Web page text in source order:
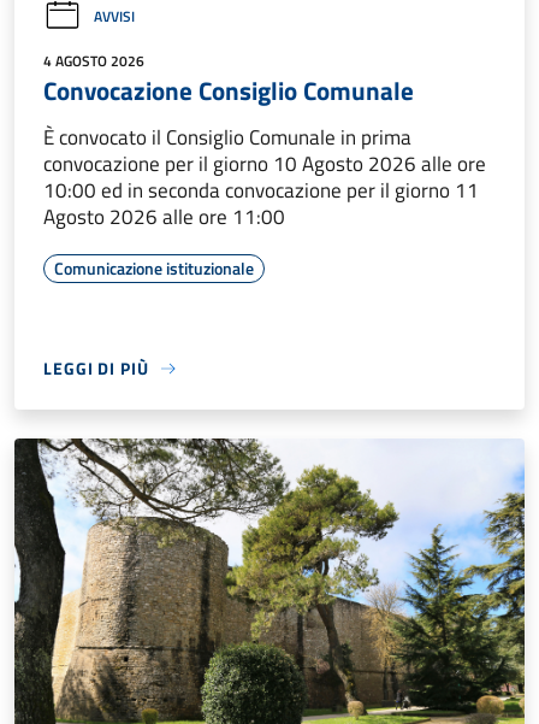
AVVISI
4 AGOSTO 2026
Convocazione Consiglio Comunale
È convocato il Consiglio Comunale in prima
convocazione per il giorno 10 Agosto 2026 alle ore
10:00 ed in seconda convocazione per il giorno 11
Agosto 2026 alle ore 11:00
Comunicazione istituzionale
LEGGI DI PIÙ